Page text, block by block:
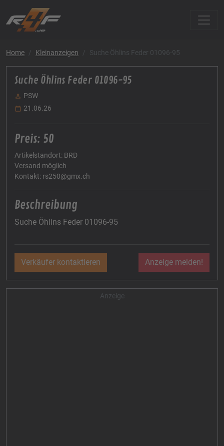
Home Kleinanzeigen Suche Öhlins Feder 01096-95
Suche Öhlins Feder 01096-95
PSW
21.06.26
Preis: 50
Artikelstandort: BRD
Versand möglich
Kontakt: rs250@gmx.ch
Beschreibung
Suche Öhlins Feder 01096-95
Verkäufer kontaktieren Anzeige melden!
Anzeige